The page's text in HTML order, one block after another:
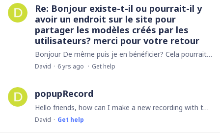
Re: Bonjour existe-t-il ou pourrait-il y
avoir un endroit sur le site pour
partager les modèles créés par les
utilisateurs? merci pour votre retour
Bonjour De même puis je en bénéficier? Cela pourrait m’aider. Merci beaucoup.
David 6 yrs ago Get help
popupRecord
Hello friends, how can I make a new recording with this, but in a specific view formular ? (Not popup) let myNew := (create Interventions);myNew.closeRecord();popupRecord(myNew) THANKS.
David Get help